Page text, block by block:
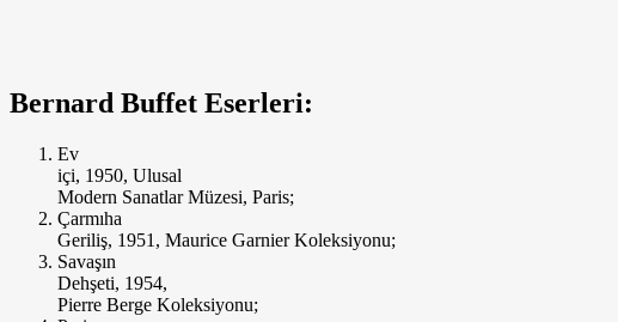
Bernard Buffet Eserleri:
Ev
içi, 1950, Ulusal
Modern Sanatlar Müzesi, Paris;
Çarmıha
Geriliş, 1951, Maurice Garnier Koleksiyonu;
Savaşın
Dehşeti, 1954,
Pierre Berge Koleksiyonu;